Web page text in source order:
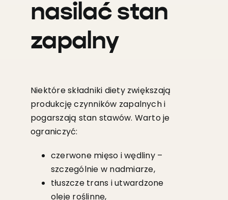
nasilać stan
zapalny
Niektóre składniki diety zwiększają
produkcję czynników zapalnych i
pogarszają stan stawów. Warto je
ograniczyć:
czerwone mięso i wędliny –
szczególnie w nadmiarze,
tłuszcze trans i utwardzone
oleje roślinne,